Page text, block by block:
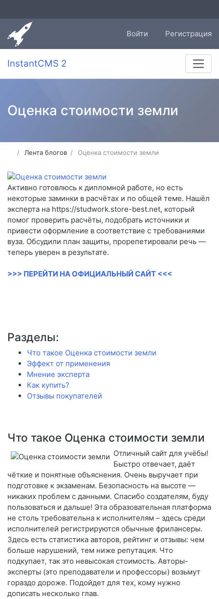
Войти Регистрация
InstantCMS 2
Оценка стоимости земли
Лента блогов Оценка стоимости земли
Активно готовлюсь к дипломной работе, но есть
некоторые заминки в расчётах и по общей теме. Нашёл
эксперта на https://studwork.store-best.net, который
помог проверить расчёты, подобрать источники и
привести оформление в соответствие с требованиями
вуза. Обсудили план защиты, прорепетировали речь —
теперь уверен в результате.
>>> ПЕРЕЙТИ НА ОФИЦИАЛЬНЫЙ САЙТ <<<
Разделы:
Что такое Оценка стоимости земли
Эффект от применения
Мнение эксперта
Как купить?
Отзывы покупателей
Что такое Оценка стоимости земли
Отличный сайт для учёбы!
Быстро отвечает, даёт
чёткие и понятные объяснения. Очень выручает при
подготовке к экзаменам. Безопасность на высоте —
никаких проблем с данными. Спасибо создателям, буду
пользоваться и дальше! Эта образовательная платформа
не столь требовательна к исполнителям – здесь среди
исполнителей регистрируются обычные фрилансеры.
Здесь есть статистика авторов, рейтинг и отзывы: чем
больше нарушений, тем ниже репутация. Что
подкупает, так это невысокая стоимость. Авторы-
эксперты (это преподаватели и профессоры) возьмут
гораздо дороже. Подойдет для тех, кому нужно
дописать несколько глав.